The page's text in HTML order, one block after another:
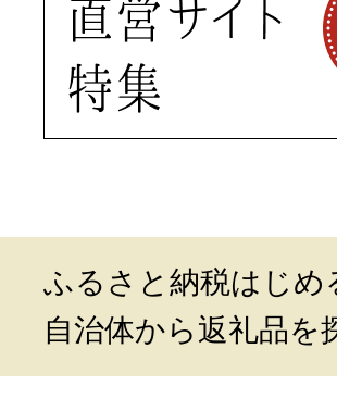
ふるさと納税はじめ
自治体から返礼品を